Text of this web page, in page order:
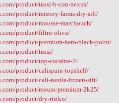
product/tussi-b-con-nexus/
product/mistery-farms-dry-sift/
product/mousse-marchouch/
product/filtro-oliva/
product/premium-hero-black-point/
product/tussi/
product/top-cocaine-2/
product/calispain-topshelf/
product/cali-nestle-frozen-sift/
product/mouss-premium-2k25/
product/dry-risiko/